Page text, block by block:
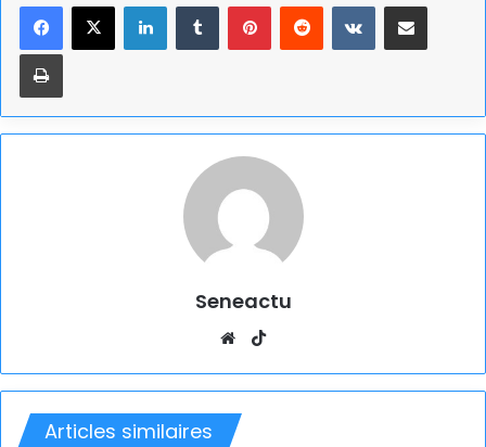
LinkedinTumblr PinterestReddit VKontaktePartager par email
Imprimer
Seneactu
Website
Articles similaires